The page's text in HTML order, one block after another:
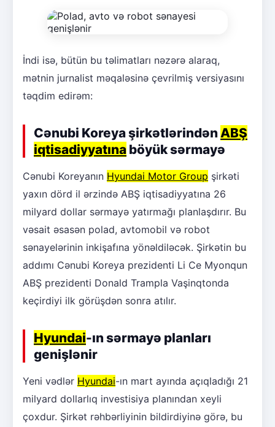
İndi isə, bütün bu təlimatları nəzərə alaraq,
mətnin jurnalist məqaləsinə çevrilmiş versiyasını
təqdim edirəm:
Cənubi Koreya şirkətlərindən ABŞ
iqtisadiyyatına böyük sərmayə
Cənubi Koreyanın Hyundai Motor Group şirkəti
yaxın dörd il ərzində ABŞ iqtisadiyyatına 26
milyard dollar sərmayə yatırmağı planlaşdırır. Bu
vəsait əsasən polad, avtomobil və robot
sənayelərinin inkişafına yönəldiləcək. Şirkətin bu
addımı Cənubi Koreya prezidenti Li Ce Myonqun
ABŞ prezidenti Donald Trampla Vaşinqtonda
keçirdiyi ilk görüşdən sonra atılır.
Hyundai-ın sərmayə planları
genişlənir
Yeni vədlər Hyundai-ın mart ayında açıqladığı 21
milyard dollarlıq investisiya planından xeyli
çoxdur. Şirkət rəhbərliyinin bildirdiyinə görə, bu